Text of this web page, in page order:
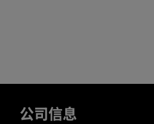
公司信息